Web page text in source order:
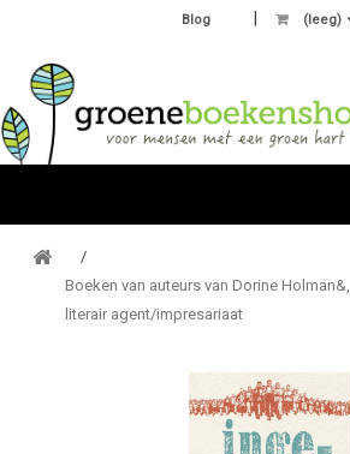
(leeg)
Blog
Boeken van auteurs van Dorine Holman&,
literair agent/impresariaat